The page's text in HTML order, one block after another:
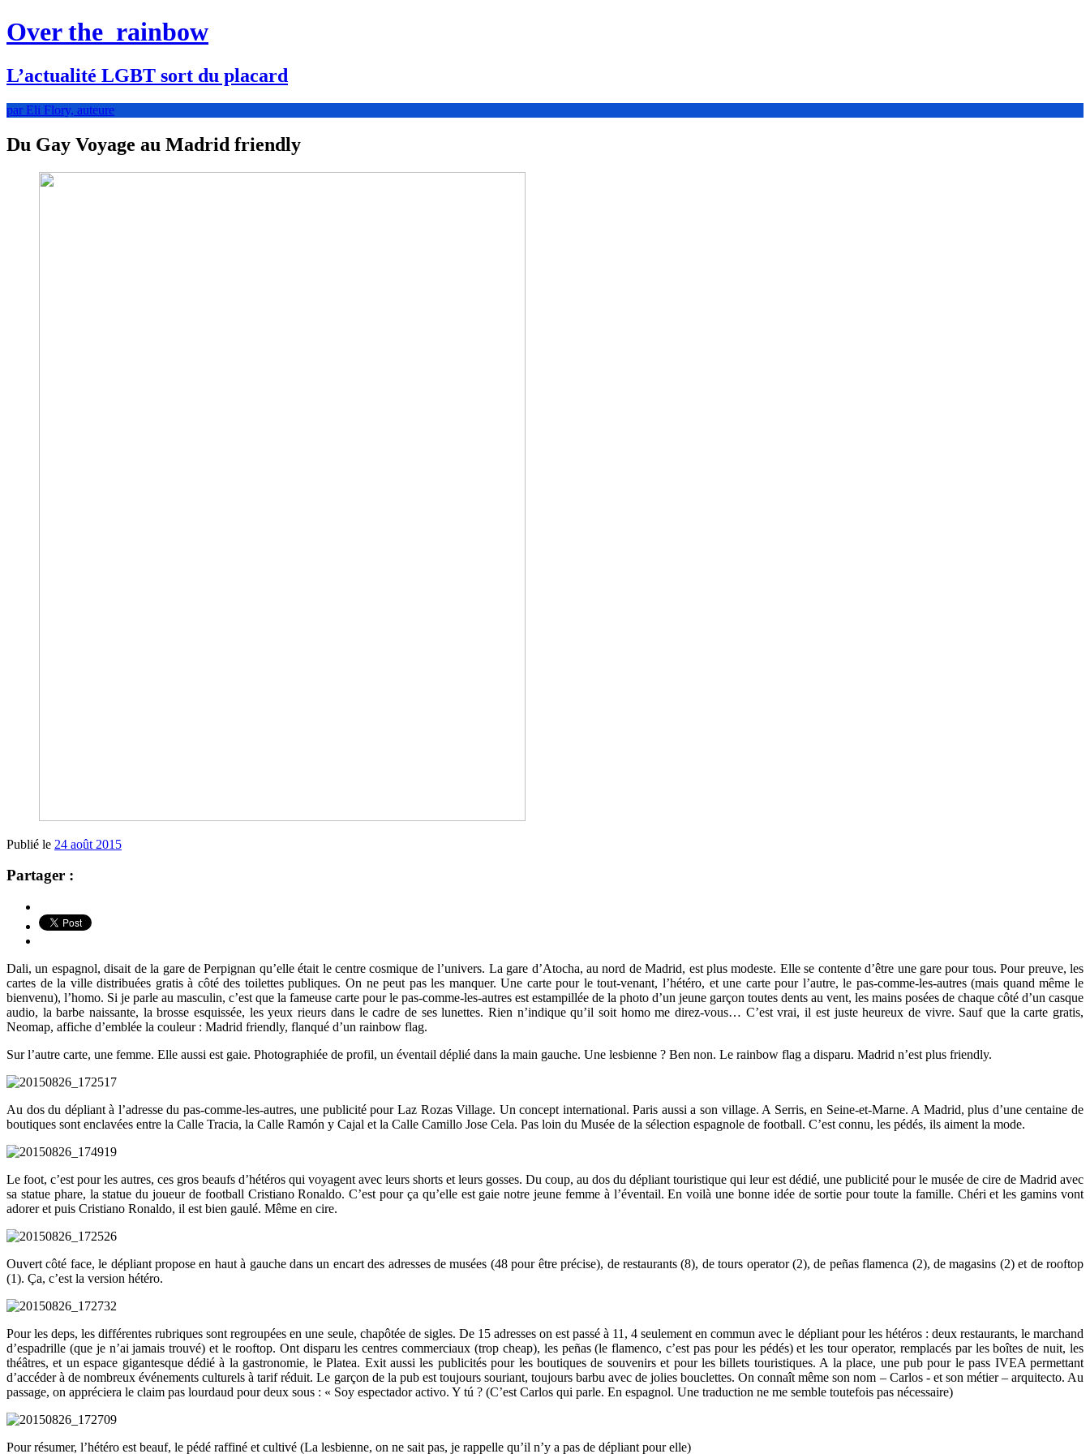
Over the rainbow
L’actualité LGBT sort du placard
par Eli Flory, auteure
Du Gay Voyage au Madrid friendly
Publié le 24 août 2015
Partager :
Dali, un espagnol, disait de la gare de Perpignan qu’elle était le centre cosmique de l’univers. La gare d’Atocha, au nord de Madrid, est plus modeste. Elle se contente d’être une gare pour tous. Pour preuve, les
cartes de la ville distribuées gratis à côté des toilettes publiques. On ne peut pas les manquer. Une carte pour le tout-venant, l’hétéro, et une carte pour l’autre, le pas-comme-les-autres (mais quand même le
bienvenu), l’homo. Si je parle au masculin, c’est que la fameuse carte pour le pas-comme-les-autres est estampillée de la photo d’un jeune garçon toutes dents au vent, les mains posées de chaque côté d’un casque
audio, la barbe naissante, la brosse esquissée, les yeux rieurs dans le cadre de ses lunettes. Rien n’indique qu’il soit homo me direz-vous… C’est vrai, il est juste heureux de vivre. Sauf que la carte gratis,
Neomap, affiche d’emblée la couleur : Madrid friendly, flanqué d’un rainbow flag.
Sur l’autre carte, une femme. Elle aussi est gaie. Photographiée de profil, un éventail déplié dans la main gauche. Une lesbienne ? Ben non. Le rainbow flag a disparu. Madrid n’est plus friendly.
Au dos du dépliant à l’adresse du pas-comme-les-autres, une publicité pour Laz Rozas Village. Un concept international. Paris aussi a son village. A Serris, en Seine-et-Marne. A Madrid, plus d’une centaine de
boutiques sont enclavées entre la Calle Tracia, la Calle Ramón y Cajal et la Calle Camillo Jose Cela. Pas loin du Musée de la sélection espagnole de football. C’est connu, les pédés, ils aiment la mode.
Le foot, c’est pour les autres, ces gros beaufs d’hétéros qui voyagent avec leurs shorts et leurs gosses. Du coup, au dos du dépliant touristique qui leur est dédié, une publicité pour le musée de cire de Madrid avec
sa statue phare, la statue du joueur de football Cristiano Ronaldo. C’est pour ça qu’elle est gaie notre jeune femme à l’éventail. En voilà une bonne idée de sortie pour toute la famille. Chéri et les gamins vont
adorer et puis Cristiano Ronaldo, il est bien gaulé. Même en cire.
Ouvert côté face, le dépliant propose en haut à gauche dans un encart des adresses de musées (48 pour être précise), de restaurants (8), de tours operator (2), de peñas flamenca (2), de magasins (2) et de rooftop
(1). Ça, c’est la version hétéro.
Pour les deps, les différentes rubriques sont regroupées en une seule, chapôtée de sigles. De 15 adresses on est passé à 11, 4 seulement en commun avec le dépliant pour les hétéros : deux restaurants, le marchand
d’espadrille (que je n’ai jamais trouvé) et le rooftop. Ont disparu les centres commerciaux (trop cheap), les peñas (le flamenco, c’est pas pour les pédés) et les tour operator, remplacés par les boîtes de nuit, les
théâtres, et un espace gigantesque dédié à la gastronomie, le Platea. Exit aussi les publicités pour les boutiques de souvenirs et pour les billets touristiques. A la place, une pub pour le pass IVEA permettant
d’accéder à de nombreux événements culturels à tarif réduit. Le garçon de la pub est toujours souriant, toujours barbu avec de jolies bouclettes. On connaît même son nom – Carlos - et son métier – arquitecto. Au
passage, on appréciera le claim pas lourdaud pour deux sous : « Soy espectador activo. Y tú ? (C’est Carlos qui parle. En espagnol. Une traduction ne me semble toutefois pas nécessaire)
Pour résumer, l’hétéro est beauf, le pédé raffiné et cultivé (La lesbienne, on ne sait pas, je rappelle qu’il n’y a pas de dépliant pour elle)